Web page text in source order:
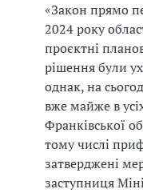
«Закон прямо
2024 року
проєктні
рішення були
однак, на
вже майже в
Франківської
тому числі
затверджені
заступниця